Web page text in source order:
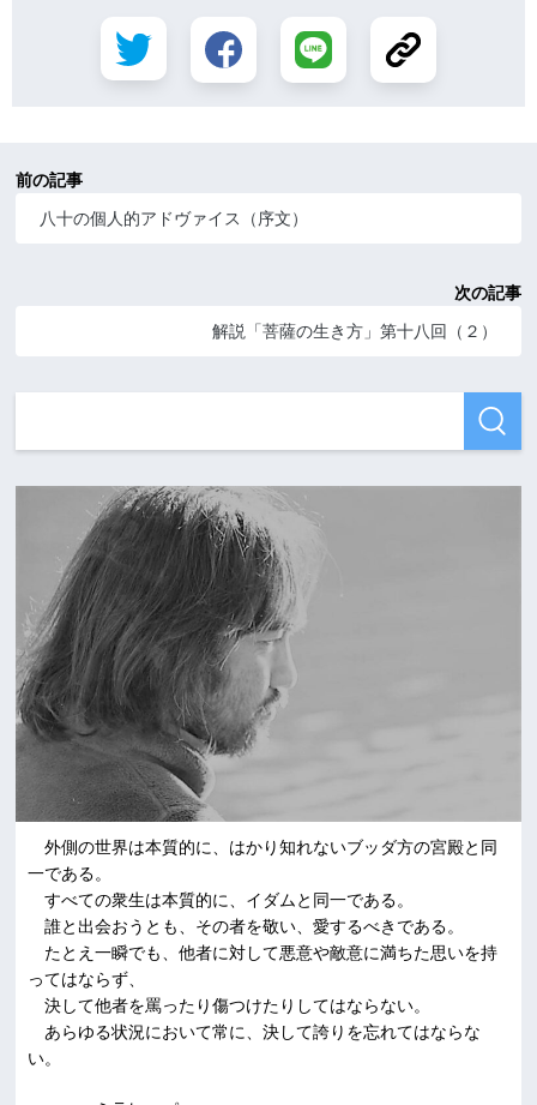
前の記事
八十の個人的アドヴァイス（序文）
次の記事
解説「菩薩の生き方」第十八回（２）
外側の世界は本質的に、はかり知れないブッダ方の宮殿と同
一である。
すべての衆生は本質的に、イダムと同一である。
誰と出会おうとも、その者を敬い、愛するべきである。
たとえ一瞬でも、他者に対して悪意や敵意に満ちた思いを持
ってはならず、
決して他者を罵ったり傷つけたりしてはならない。
あらゆる状況において常に、決して誇りを忘れてはならな
い。